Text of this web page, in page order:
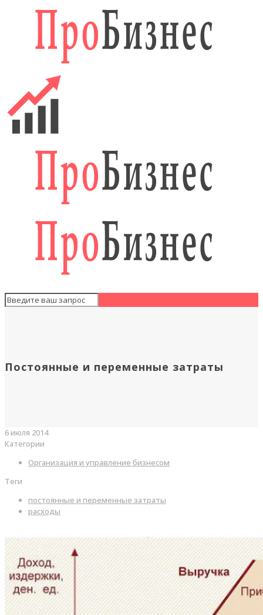
Постоянные и переменные затраты
6 июля 2014
Категории
Организация и управление бизнесом
Теги
постоянные и переменные затраты
расходы